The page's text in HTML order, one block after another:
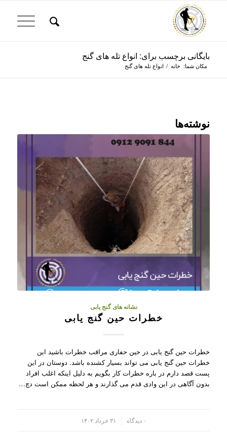
بایگانی برچسب برای: انواع تله های گنج
مکان شما: خانه / انواع تله های گنج
نوشته‌ها
نشانه های گنج یابی
خطرات حین گنج یابی
خطرات حین گنج یابی در حین حفاری مراقب خطرات باشید این
خطرات حین گنج یابی می تواند بسیار کشنده باشد. دوستان در این
پست قصد دارم در باره خطرات کار بگویم به دلیل اینکه اغلب افراد
بدون آگاهی در این وادی قدم می گذارند و هر لحظه ممکن است دچ…
۰ دیدگاه ۳۱ خرداد ۱۴۰۲